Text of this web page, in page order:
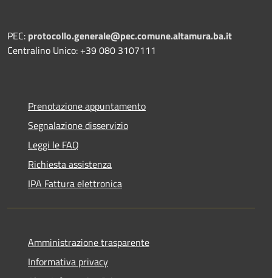
PEC: protocollo.generale@pec.comune.altamura.ba.it
Centralino Unico: +39 080 3107111
Prenotazione appuntamento
Segnalazione disservizio
Leggi le FAQ
Richiesta assistenza
IPA Fattura elettronica
Amministrazione trasparente
Informativa privacy